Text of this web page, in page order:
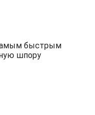
быстрым
шпору